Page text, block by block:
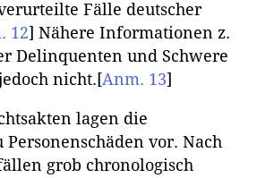
Fälle deutscher
12] Nähere Informationen z.
Delinquenten und Schwere
nicht. [Anm. 13]
lagen die
Personenschäden vor. Nach
grob chronologisch